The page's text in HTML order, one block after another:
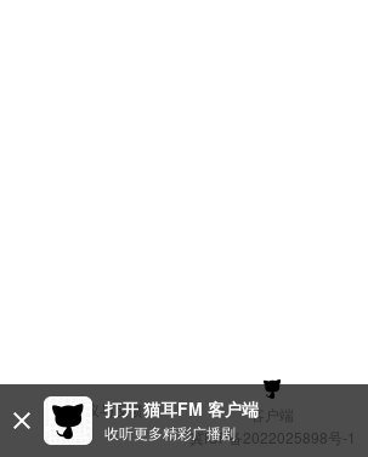
建议与反馈 客户端
冀ICP备2022025898号-1
打开 猫耳FM 客户端
收听更多精彩广播剧